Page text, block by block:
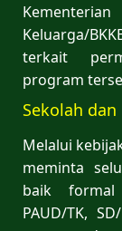
Keluarga/
terkait
program
Sekolah
Melalui
meminta
baik
PAUD/TK,